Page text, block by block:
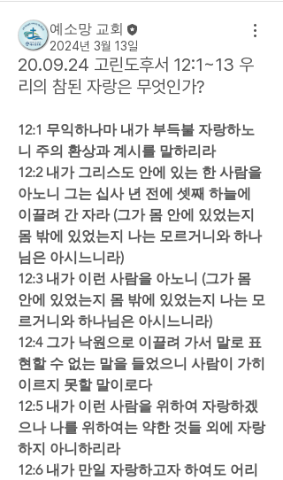
예소망 교회
2024년 3월 13일
20.09.24 고린도후서 12:1~13 우
리의 참된 자랑은 무엇인가?
12:1 무익하나마 내가 부득불 자랑하노
니 주의 환상과 계시를 말하리라
12:2 내가 그리스도 안에 있는 한 사람을
아노니 그는 십사 년 전에 셋째 하늘에
이끌려 간 자라 (그가 몸 안에 있었는지
몸 밖에 있었는지 나는 모르거니와 하나
님은 아시느니라)
12:3 내가 이런 사람을 아노니 (그가 몸
안에 있었는지 몸 밖에 있었는지 나는 모
르거니와 하나님은 아시느니라)
12:4 그가 낙원으로 이끌려 가서 말로 표
현할 수 없는 말을 들었으니 사람이 가히
이르지 못할 말이로다
12:5 내가 이런 사람을 위하여 자랑하겠
으나 나를 위하여는 약한 것들 외에 자랑
하지 아니하리라
12:6 내가 만일 자랑하고자 하여도 어리